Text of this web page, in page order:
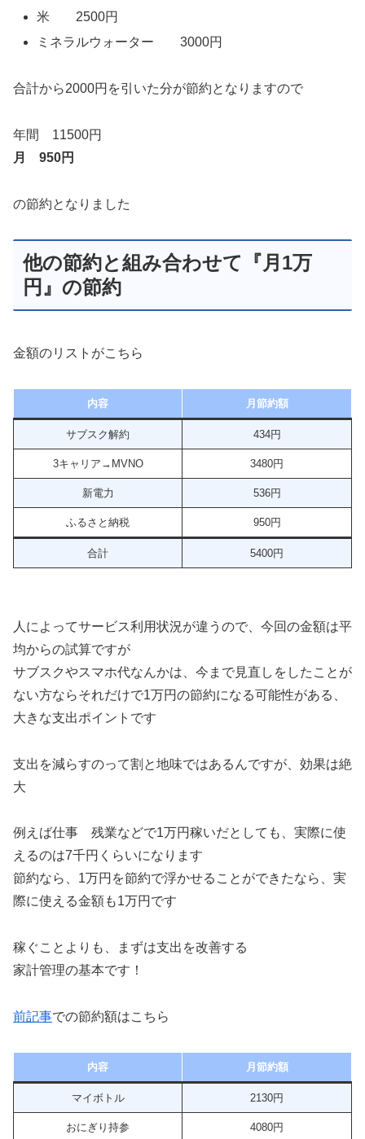
米 2500円
ミネラルウォーター 3000円
合計から2000円を引いた分が節約となりますので
年間 11500円
月 950円
の節約となりました
他の節約と組み合わせて『月1万
円』の節約
金額のリストがこちら
内容 月節約額
サブスク解約 434円
3キャリア→MVNO 3480円
新電力 536円
ふるさと納税 950円
合計 5400円
人によってサービス利用状況が違うので、今回の金額は平
均からの試算ですが
サブスクやスマホ代なんかは、今まで見直しをしたことが
ない方ならそれだけで1万円の節約になる可能性がある、
大きな支出ポイントです
支出を減らすのって割と地味ではあるんですが、効果は絶
大
例えば仕事 残業などで1万円稼いだとしても、実際に使
えるのは7千円くらいになります
節約なら、1万円を節約で浮かせることができたなら、実
際に使える金額も1万円です
稼ぐことよりも、まずは支出を改善する
家計管理の基本です！
前記事での節約額はこちら
内容 月節約額
マイボトル 2130円
おにぎり持参 4080円